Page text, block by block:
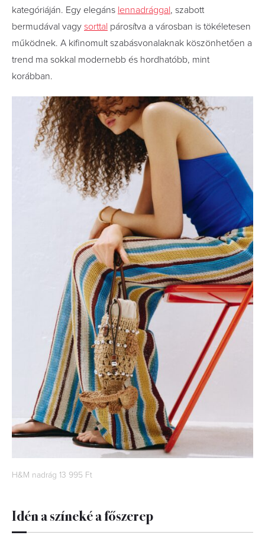
kategóriáján. Egy elegáns lennadrággal, szabott
bermudával vagy sorttal párosítva a városban is tökéletesen
működnek. A kifinomult szabásvonalaknak köszönhetően a
trend ma sokkal modernebb és hordhatóbb, mint
korábban.
H&M nadrág 13 995 Ft
Idén a színeké a főszerep